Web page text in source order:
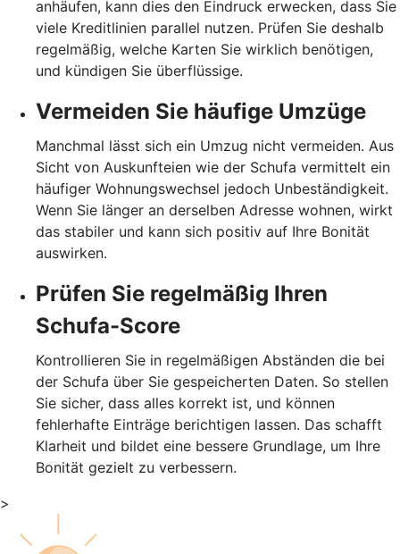
anhäufen, kann dies den Eindruck erwecken, dass Sie
viele Kreditlinien parallel nutzen. Prüfen Sie deshalb
regelmäßig, welche Karten Sie wirklich benötigen,
und kündigen Sie überflüssige.
Vermeiden Sie häufige Umzüge
Manchmal lässt sich ein Umzug nicht vermeiden. Aus
Sicht von Auskunfteien wie der Schufa vermittelt ein
häufiger Wohnungswechsel jedoch Unbeständigkeit.
Wenn Sie länger an derselben Adresse wohnen, wirkt
das stabiler und kann sich positiv auf Ihre Bonität
auswirken.
Prüfen Sie regelmäßig Ihren
Schufa-Score
Kontrollieren Sie in regelmäßigen Abständen die bei
der Schufa über Sie gespeicherten Daten. So stellen
Sie sicher, dass alles korrekt ist, und können
fehlerhafte Einträge berichtigen lassen. Das schafft
Klarheit und bildet eine bessere Grundlage, um Ihre
Bonität gezielt zu verbessern.
>